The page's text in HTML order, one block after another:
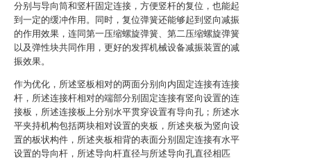
分别与导向筒和竖杆固定连接，方便竖杆的复位，也能起
到一定的缓冲作用。同时，复位弹簧还能够起到竖向减振
的作用效果，连同第一压缩螺旋弹簧、第二压缩螺旋弹簧
以及弹性块共同作用，更好的发挥机械设备减振装置的减
振效果。
作为优化，所述竖板相对的两面分别向内固定连接有连接
杆，所述连接杆相对的端部分别固定连接有竖向设置的连
接板，所述连接板上分别水平贯穿设置有导向孔；所述水
平夹持机构包括两块相对设置的夹板，所述夹板为竖向设
置的板状构件，所述夹板相背的表面分别固定连接有水平
设置的导向杆，所述导向杆直径与所述导向孔直径相匹